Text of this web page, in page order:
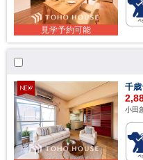
見学予約可能
千
小田